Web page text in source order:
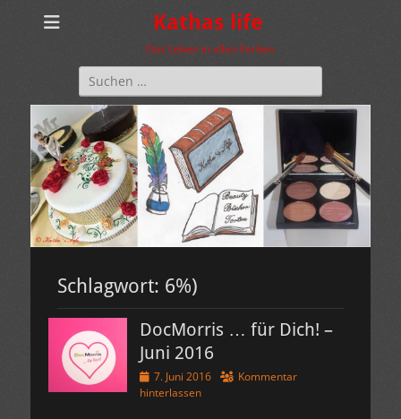
Kathas life
Das Leben in allen Farben
Suchen
nach:
Schlagwort: 6%)
DocMorris … für Dich! –
Juni 2016
Veröffentlicht
am
7. Juni 2016
Kommentar
hinterlassen